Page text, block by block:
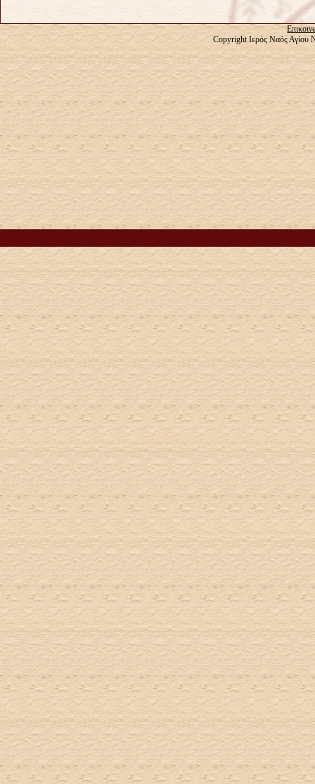
Copyright Ιερός Ναός Αγίου